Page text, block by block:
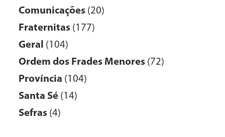
Comunicações (20)
Fraternitas (177)
Geral (104)
Ordem dos Frades Menores (72)
Província (104)
Santa Sé (14)
Sefras (4)